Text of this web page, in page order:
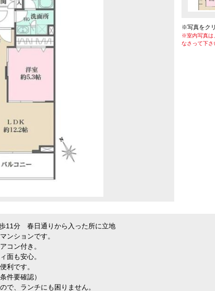
※写真をク
※室内写真は
なさって下さ
11分 春日通りから入った所に立地
ンションです。
コン付き。
面も安心。
利です。
件要確認）
で、ランチにも困りません。